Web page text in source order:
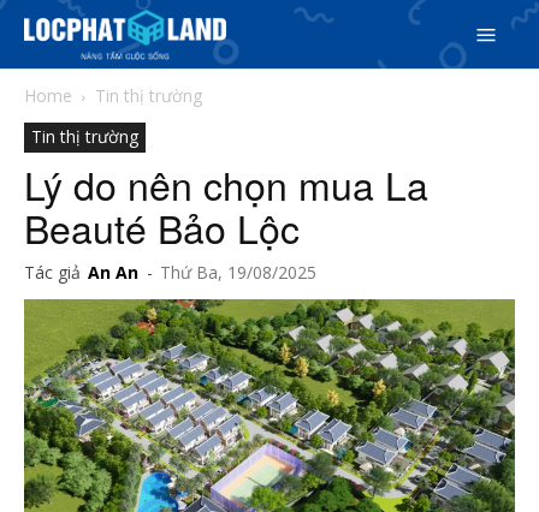
Search
Search
5/5(27 Reviews)
Phiên bản cập nhật V3
& tìm kiếm nhanh chóng hơn
Trang chủ
Home
Tin thị trường
Tin thị trường
Lý do nên chọn mua La
Beauté Bảo Lộc
Tác giả An An - Thứ Ba, 19/08/2025